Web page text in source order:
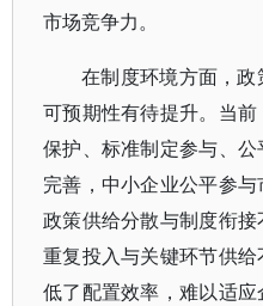
市场竞争力。
在制度环境方面，
可预期性有待提升。当
保护、标准制定参与、
完善，中小企业公平参与
政策供给分散与制度衔
重复投入与关键环节供
低了配置效率，难以适